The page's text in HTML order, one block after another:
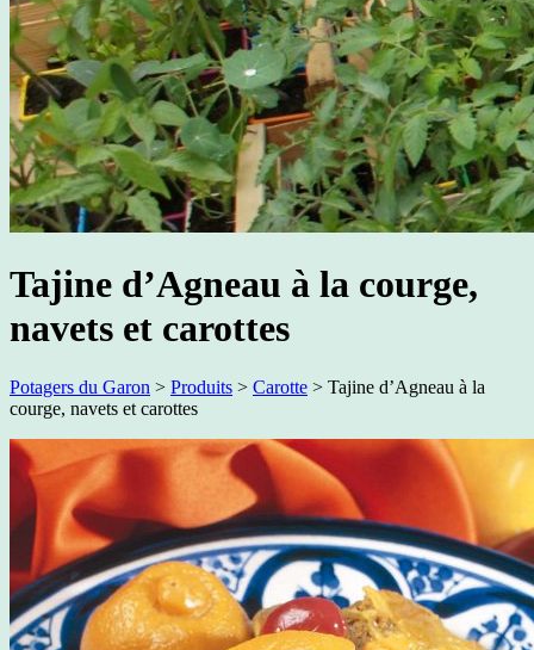
Tajine d’Agneau à la courge,
navets et carottes
Potagers du Garon > Produits > Carotte > Tajine d’Agneau à la
courge, navets et carottes